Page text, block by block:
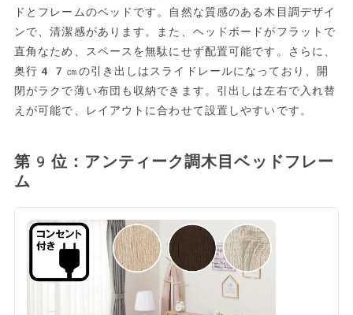
ドとフレームのベッドです。自然な質感のある木目調デザイ
ンで、清潔感があります。また、ヘッドボードがフラットで
直角なため、スペースを無駄にせず配置可能です。さらに、
奥行47㎝の引き出しはスライドレールになっており、開
閉がラクで薄い布団も収納できます。引出しは左右で入れ替
えが可能で、レイアウトに合わせて設置しやすいです。
第9位：アンティーク調木目ベッドフレー
ム